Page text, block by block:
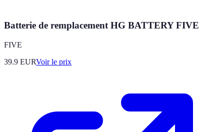
Batterie de remplacement HG BATTERY FIVE
FIVE
39.9 EURVoir le prix